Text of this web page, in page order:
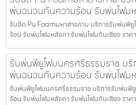
พ่นฉนวนกันความร้อน รับพ่นโฟม
รับฉีด Pu Foamมหาสารคาม บริการรับพ่นพี
ร้อน รับพ่นโฟมหลังคา รับพ่นโฟมกันเสียง ราค
รับพ่นพียูโฟมนครศรีธรรมราช บ
พ่นฉนวนกันความร้อน รับพ่นโฟม
รับพ่นพียูโฟมนครศรีธรรมราช บริการรับพ่น
ร้อน รับพ่นโฟมหลังคา รับพ่นโฟมกันเสียง ราค